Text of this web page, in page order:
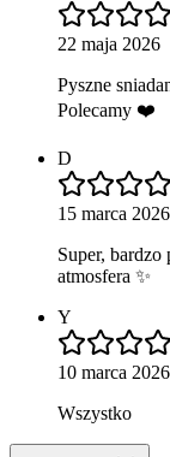
22 maja 2026
Pyszne
Polecamy ❤️
D
15 marca 2026
Super, bardzo
atmosfera ✨
Y
10 marca 2026
Wszystko